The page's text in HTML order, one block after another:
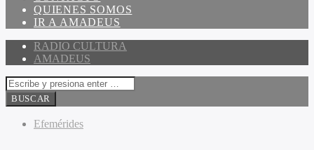
QUIENES SOMOS
IR A AMADEUS
RADIO CULTURA
AMADEUS
Efemérides